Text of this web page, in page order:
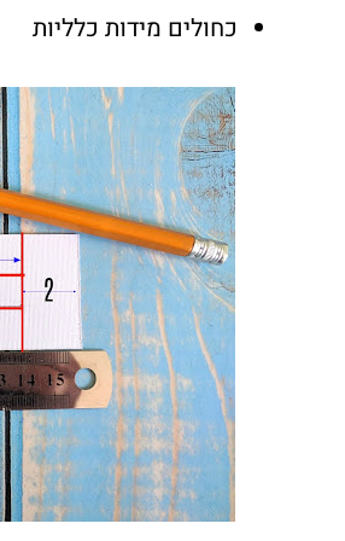
כחולים מידות כלליות